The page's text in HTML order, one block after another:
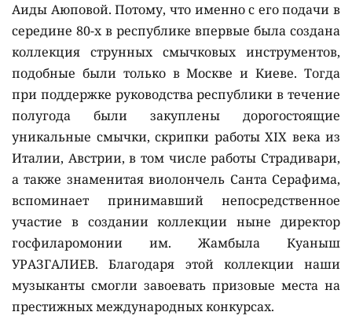
Аиды Аюповой. Потому, что именно с его подачи в
середине 80-х в республике впервые была создана
коллекция струнных смычковых инструментов,
подобные были только в Москве и Киеве. Тогда
при поддержке руководства республики в течение
полугода были закуплены дорогостоящие
уникальные смычки, скрипки работы XIX века из
Италии, Австрии, в том числе работы Страдивари,
а также знаменитая виолончель Санта Серафима,
вспоминает принимавший непосредственное
участие в создании коллекции ныне директор
госфиларомонии им. Жамбыла Куаныш
УРАЗГАЛИЕВ. Благодаря этой коллекции наши
музыканты смогли завоевать призовые места на
престижных международных конкурсах.